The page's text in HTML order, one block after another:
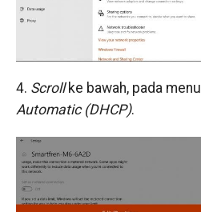
4. Scrollke bawah, pada menu
Automatic (DHCP).